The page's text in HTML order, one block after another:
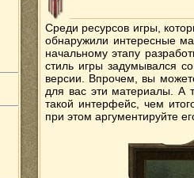
Среди ресурсов игры,
обнаружили интересные
начальному этапу
стиль игры задумывался
версии. Впрочем, вы
для вас эти материалы. А
такой интерфейс, чем
при этом аргументируйте